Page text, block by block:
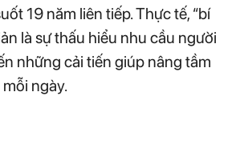
19 năm liên tiếp. Thực tế, “bí
là sự thấu hiểu nhu cầu người
những cải tiến giúp nâng tầm
ngày.